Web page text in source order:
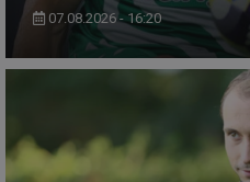
07.08.2026 - 16:20